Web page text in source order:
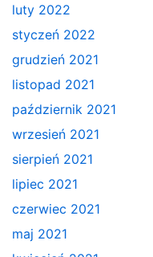
luty 2022
styczeń 2022
grudzień 2021
listopad 2021
październik 2021
wrzesień 2021
sierpień 2021
lipiec 2021
czerwiec 2021
maj 2021